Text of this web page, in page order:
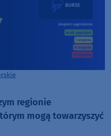
regionie
mogą towarzyszyć